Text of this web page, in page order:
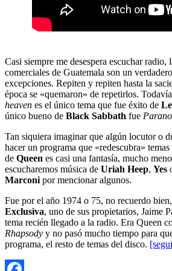
Casi siempre me desespera escuchar radio,
comerciales de Guatemala son un
excepciones. Repiten y repiten hasta la
época se «quemaron» de repetirlos.
heaven es el único tema que fue éxito de
único bueno de Black Sabbath fue
Tan siquiera imaginar que algún locutor o
hacer un programa que «redescubra»
de Queen es casi una fantasía, mucho
escucharemos música de Uriah Heep, Yes
Marconi por mencionar algunos.
Fue por el año 1974 o 75, no recuerdo
Exclusiva, uno de sus propietarios, Jaime
tema recién llegado a la radio. Era Queen
Rhapsody y no pasó mucho tiempo para
programa, el resto de temas del disco.